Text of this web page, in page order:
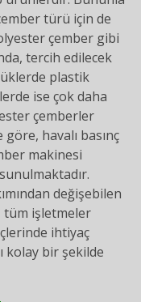
türü için de
çember gibi
tercih edilecek
plastik
ise çok daha
çemberler
havalı basınç
makinesi
değişebilen
tüm işletmeler
ihtiyaç
kolay bir şekilde